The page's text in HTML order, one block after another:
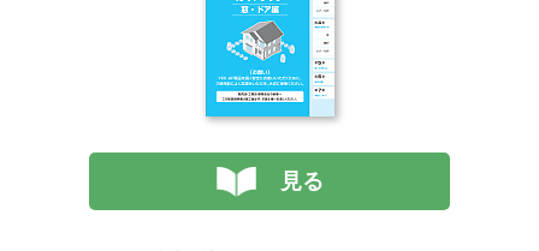
見る